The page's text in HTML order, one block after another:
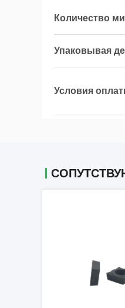
Количество
Упаковывая
Условия